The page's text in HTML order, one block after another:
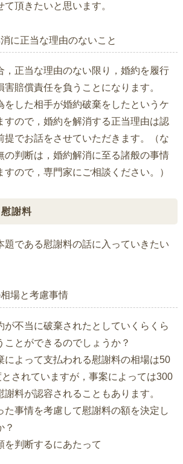
頂きたいと思います。
消に正当な理由のないこと
，正当な理由のない限り，婚約を履行
害賠償責任を負うことになります。
した相手が婚約破棄をしたというケ
すので，婚約を解消する正当理由は認
提でお話をさせていただきます。（な
の判断は，婚約解消に至る諸般の事情
ので，専門家にご相談ください。）
謝料
である慰謝料の話に入っていきたい
相場と考慮事情
が不当に破棄されたとしていくらくら
ことができるのでしょうか？
よって支払われる慰謝料の相場は50
されていますが，事案によっては300
料が認容されることもあります。
事情を考慮して慰謝料の額を決定し
？
を判断するにあたって